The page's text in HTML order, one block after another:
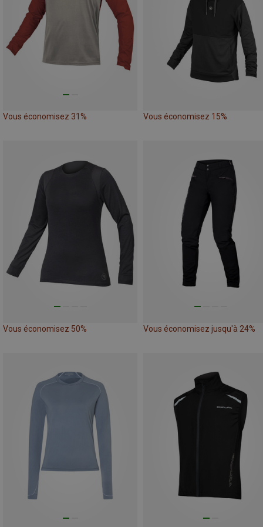
Vous économisez 31% Vous économisez 15%
Vous économisez 50% Vous économisez jusqu'à 24%